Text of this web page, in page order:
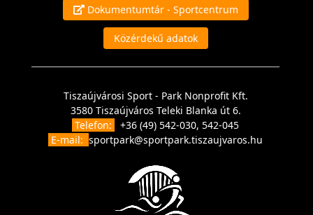
Dokumentumtár - Sportcentrum
Közérdekű adatok
Tiszaújvárosi Sport - Park Nonprofit Kft.
3580 Tiszaújváros Teleki Blanka út 6.
Telefon:
+36 (49) 542-030, 542-045
E-mail: sportpark@sportpark.tiszaujvaros.hu